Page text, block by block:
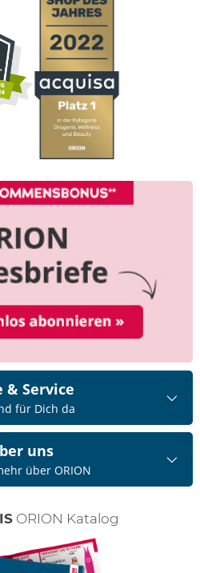
& Service
für Dich da
uns
über ORION
ORION Katalog